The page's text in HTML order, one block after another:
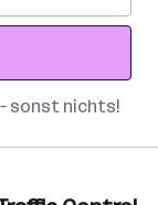
sonst nichts!